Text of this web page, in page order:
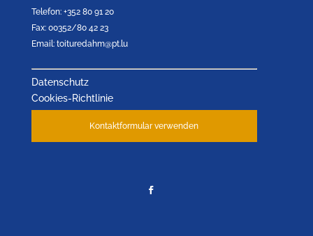
Telefon: +352 80 91 20
Fax: 00352/80 42 23
Email: toituredahm@pt.lu
Datenschutz
Cookies-Richtlinie
Kontaktformular verwenden